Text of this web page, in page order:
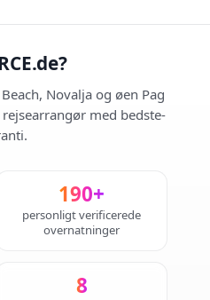
Novalja og øen Pag
med bedste-
190+
personligt verificerede
overnatninger
8